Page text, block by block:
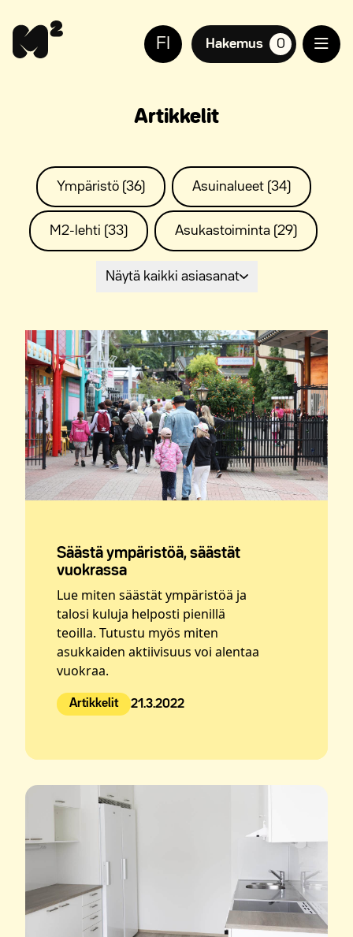
sisältöön
sivuston
käyttöön
FI Hakemus
suosikkiasuntoja,
0
Artikkelit
Ympäristö (36) Asuinalueet (34)
M2-lehti (33) Asukastoiminta (29)
Näytä kaikki asiasanat
Säästä ympäristöä, säästät
vuokrassa
Lue miten säästät ympäristöä ja
talosi kuluja helposti pienillä
teoilla. Tutustu myös miten
asukkaiden aktiivisuus voi alentaa
vuokraa.
Artikkelit
Julkaistu: 21.3.2022